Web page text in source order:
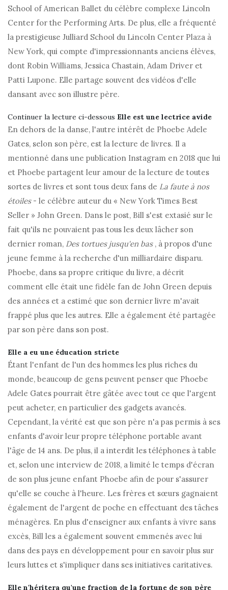
School of American Ballet du célèbre complexe Lincoln
Center for the Performing Arts. De plus, elle a fréquenté
la prestigieuse Julliard School du Lincoln Center Plaza à
New York, qui compte d'impressionnants anciens élèves,
dont Robin Williams, Jessica Chastain, Adam Driver et
Patti Lupone. Elle partage souvent des vidéos d'elle
dansant avec son illustre père.
Continuer la lecture ci-dessous Elle est une lectrice avide
En dehors de la danse, l'autre intérêt de Phoebe Adele
Gates, selon son père, est la lecture de livres. Il a
mentionné dans une publication Instagram en 2018 que lui
et Phoebe partagent leur amour de la lecture de toutes
sortes de livres et sont tous deux fans de La faute à nos
étoiles- le célèbre auteur du « New York Times Best
Seller » John Green. Dans le post, Bill s'est extasié sur le
fait qu'ils ne pouvaient pas tous les deux lâcher son
dernier roman, Des tortues jusqu'en bas, à propos d'une
jeune femme à la recherche d'un milliardaire disparu.
Phoebe, dans sa propre critique du livre, a décrit
comment elle était une fidèle fan de John Green depuis
des années et a estimé que son dernier livre m'avait
frappé plus que les autres. Elle a également été partagée
par son père dans son post.
Elle a eu une éducation stricte
Étant l'enfant de l'un des hommes les plus riches du
monde, beaucoup de gens peuvent penser que Phoebe
Adele Gates pourrait être gâtée avec tout ce que l'argent
peut acheter, en particulier des gadgets avancés.
Cependant, la vérité est que son père n'a pas permis à ses
enfants d'avoir leur propre téléphone portable avant
l'âge de 14 ans. De plus, il a interdit les téléphones à table
et, selon une interview de 2018, a limité le temps d'écran
de son plus jeune enfant Phoebe afin de pour s'assurer
qu'elle se couche à l'heure. Les frères et sœurs gagnaient
également de l'argent de poche en effectuant des tâches
ménagères. En plus d'enseigner aux enfants à vivre sans
excès, Bill les a également souvent emmenés avec lui
dans des pays en développement pour en savoir plus sur
leurs luttes et s'impliquer dans ses initiatives caritatives.
Elle n'héritera qu'une fraction de la fortune de son père